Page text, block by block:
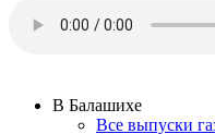
В Балашихе
Все выпуски